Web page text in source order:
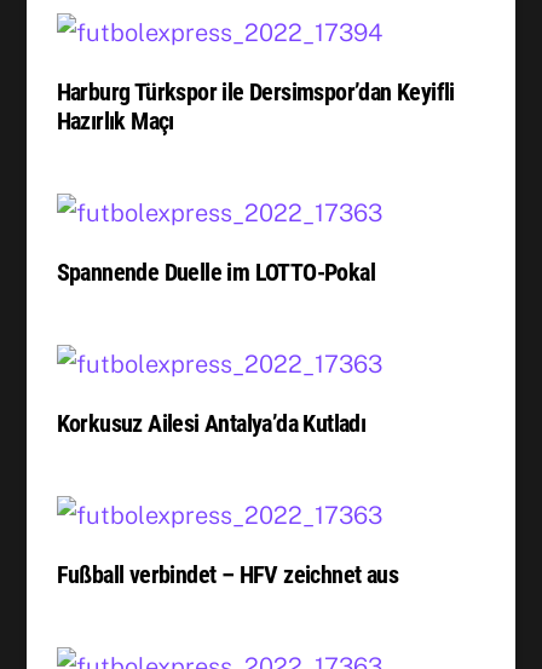
Harburg Türkspor ile Dersimspor’dan Keyifli
Hazırlık Maçı
Spannende Duelle im LOTTO-Pokal
Korkusuz Ailesi Antalya’da Kutladı
Fußball verbindet – HFV zeichnet aus